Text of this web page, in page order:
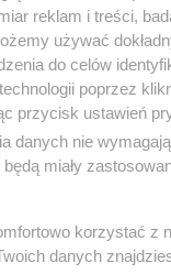
wyższych
reklam i treści,
używać
do celów
poprzez
przycisk ustawień
danych nie
miały
korzystać z
danych